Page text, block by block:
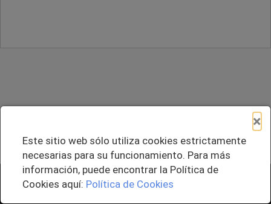
+ Agregar al Pedido
×
Este sitio web sólo utiliza cookies estrictamente
necesarias para su funcionamiento. Para más
información, puede encontrar la Política de
Cookies aquí: Política de Cookies